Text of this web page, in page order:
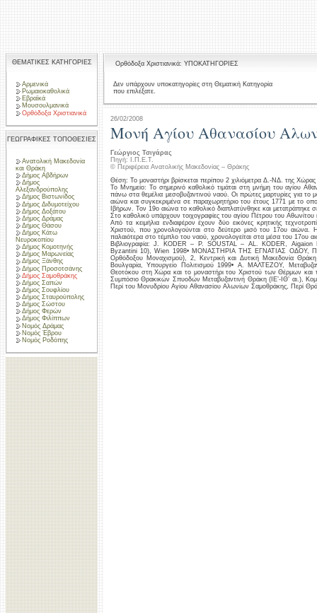
ΘΕΜΑΤΙΚΕΣ ΚΑΤΗΓΟΡΙΕΣ
Αρμενικά
Ρωμαιοκαθολικά
Εβραϊκά
Μουσουλμανικά
Ορθόδοξα Χριστιανικά
ΓΕΩΓΡΑΦΙΚΕΣ ΤΟΠΟΘΕΣΙΕΣ
Ανατολική Μακεδονία
και Θράκη
Δήμος Αβδήρων
Δήμος
Αλεξανδρούπολης
Δήμος Βιστωνίδος
Δήμος Διδυμοτείχου
Δήμος Δοξάτου
Δήμος Δράμας
Δήμος Θάσου
Δήμος Κάτω
Νευροκοπίου
Δήμος Κομοτηνής
Δήμος Μαρωνείας
Δήμος Ξάνθης
Δήμος Προσοτσάνης
Δήμος Σαμοθράκης
Δήμος Σαπών
Δήμος Σουφλίου
Δήμος Σταυρούπολης
Δήμος Σώστου
Δήμος Φερών
Δήμος Φιλίππων
Νομός Δράμας
Νομός Έβρου
Νομός Ροδόπης
Ορθόδοξα Χριστιανικά: ΥΠΟΚΑΤΗΓΟΡΙΕΣ
Δεν υπάρχουν υποκατηγορίες στη Θεματική Κατηγορία
που επιλέξατε.
26/02/2008
Mονή Αγίου Αθανασίου
Γεώργιος Τσιγάρας
Πηγή: Ι.Π.Ε.Τ.
© Περιφέρεια Ανατολικής Μακεδονίας – Θράκης
Θέση: Το μοναστήρι βρίσκεται περίπου 2 χιλιόμετρα Δ.-ΝΔ. της
Το Μνημείο: Το σημερινό καθολικό τιμάται στη μνήμη του αγίου
πάνω στα θεμέλια μεσοβυζαντινού ναού. Οι πρώτες μαρτυρίες για το
αιώνα και συγκεκριμένα σε παραχωρητήριο του έτους 1771 με το
Ιβήρων. Τον 19ο αιώνα το καθολικό διαπλατύνθηκε και μετατράπηκε
Στο καθολικό υπάρχουν τοιχογραφίες του αγίου Πέτρου του
Από τα κειμήλια ενδιαφέρον έχουν δύο εικόνες κρητικής
Χριστού, που χρονολογούνται στο δεύτερο μισό του 17ου αιώνα.
παλαιότερα στο τέμπλο του ναού, χρονολογείται στα μέσα του 17ου
Βιβλιογραφία: J. KODER – P. SOUSTAL – AL. KODER,
Byzantini 10), Wien 1998• ΜΟΝΑΣΤΗΡΙΑ ΤΗΣ ΕΓΝΑΤΙΑΣ ΟΔΟΥ,
Ορθόδοξου Μοναχισμού), 2, Κεντρική και Δυτική Μακεδονία
Βουλγαρία, Υπουργείο Πολιτισμού 1999• Α. ΜΑΛΤΕΖΟΥ,
Θεοτόκου στη Χώρα και το μοναστήρι του Χριστού των Θέρμων και
Συμπόσιο Θρακικών Σπυοδών Μεταβυζαντινή Θράκη (ΙΕ’-ΙΘ’ αι.),
Περί του Μονυδρίου Αγίου Αθανασίου Αλωνίων Σαμοθράκης, Περί